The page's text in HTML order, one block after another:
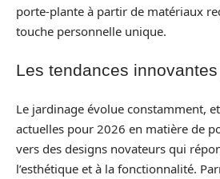
porte-plante à partir de matériaux
touche personnelle unique.
Les tendances
Le jardinage évolue constamment,
actuelles pour 2026 en matière de
vers des designs novateurs qui
l’esthétique et à la fonctionnalité.